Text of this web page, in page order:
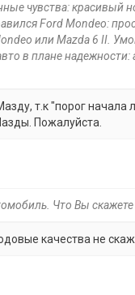
чувства: красивый
Ford Mondeo:
или Mazda 6 II.
в плане
т.к "порог
Пожалуйста.
Что Вы скажете о
качества не